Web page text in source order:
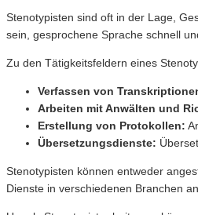
Stenotypisten sind oft in der Lage,
sein, gesprochene Sprache schnell
Zu den Tätigkeitsfeldern eines
Verfassen von
Arbeiten mit Anwälten und
Erstellung von Protokollen:
Übersetzungsdienste:
Stenotypisten können entweder
Dienste in verschiedenen Branchen